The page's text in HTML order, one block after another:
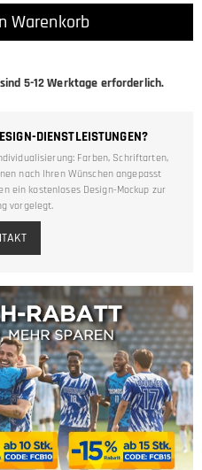
Warenkorb
5-12Werktage erforderlich.
DIENSTLEISTUNGEN?
Farben, Schriftarten,
nach Ihren Wünschen angepasst
ein kostenloses Design-Mockup zur
vorgelegt.